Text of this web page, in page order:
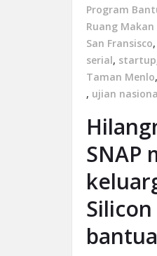
Program
Ruang Makan
San Fransisco,
serial, startup
Taman Menlo,
, ujian
SNAP